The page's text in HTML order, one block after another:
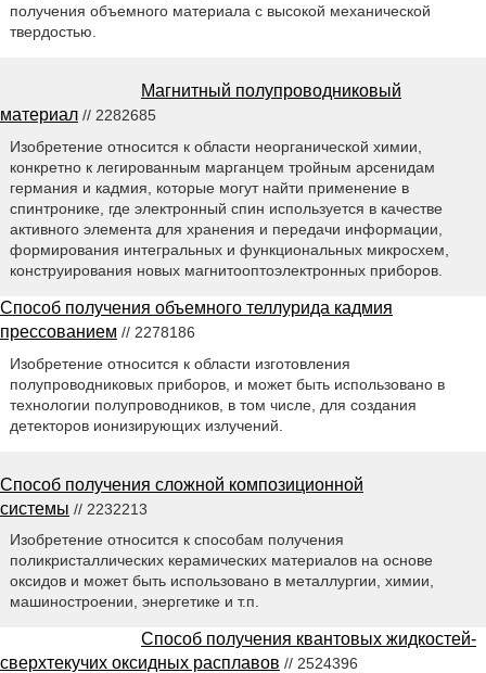
получения объемного материала с высокой механической
твердостью.
Магнитный полупроводниковый
материал // 2282685
Изобретение относится к области неорганической химии,
конкретно к легированным марганцем тройным арсенидам
германия и кадмия, которые могут найти применение в
спинтронике, где электронный спин используется в качестве
активного элемента для хранения и передачи информации,
формирования интегральных и функциональных микросхем,
конструирования новых магнитооптоэлектронных приборов.
Способ получения объемного теллурида кадмия
прессованием // 2278186
Изобретение относится к области изготовления
полупроводниковых приборов, и может быть использовано в
технологии полупроводников, в том числе, для создания
детекторов ионизирующих излучений.
Способ получения сложной композиционной
системы // 2232213
Изобретение относится к способам получения
поликристаллических керамических материалов на основе
оксидов и может быть использовано в металлургии, химии,
машиностроении, энергетике и т.п.
Способ получения квантовых жидкостей-
сверхтекучих оксидных расплавов // 2524396